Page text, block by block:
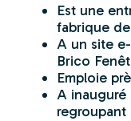
Est une
fabrique
A un site
Brico
Emploie
A inauguré